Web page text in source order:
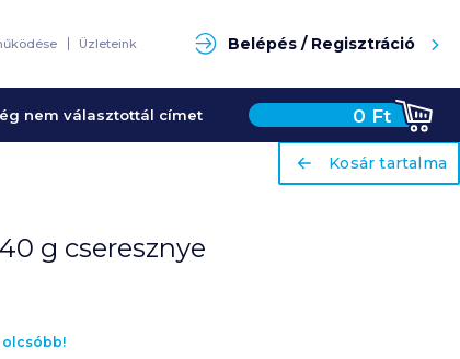
Üzleteink Belépés / Regisztráció
nem választottál címet 0 Ft
ariaLabel
Kosár tartalma
g cseresznye
olcsóbb!